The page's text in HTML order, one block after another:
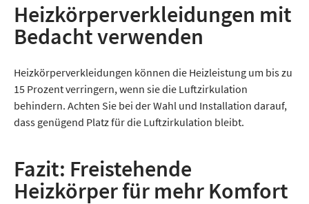
Heizkörperverkleidungen mit
Bedacht verwenden
Heizkörperverkleidungen können die Heizleistung um bis zu
15 Prozent verringern, wenn sie die Luftzirkulation
behindern. Achten Sie bei der Wahl und Installation darauf,
dass genügend Platz für die Luftzirkulation bleibt.
Fazit: Freistehende
Heizkörper für mehr Komfort